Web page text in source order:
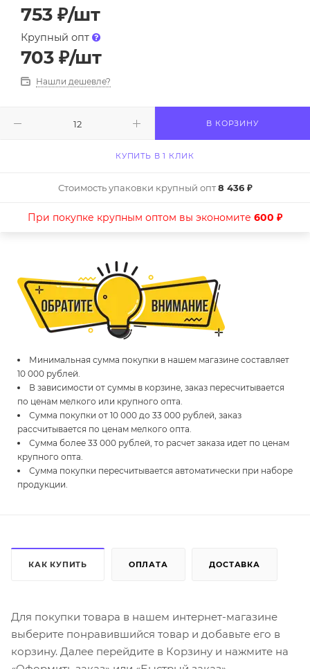
753 ₽/шт
Крупный опт
703 ₽/шт
Нашли дешевле?
В КОРЗИНУ
КУПИТЬ В 1 КЛИК
Стоимость упаковки крупный опт8 436 ₽
При покупке крупным оптом вы экономите 600 ₽
Минимальная сумма покупки в нашем магазине составляет
10 000 рублей.
В зависимости от суммы в корзине, заказ пересчитывается
по ценам мелкого или крупного опта.
Сумма покупки от 10 000 до 33 000 рублей, заказ
рассчитывается по ценам мелкого опта.
Сумма более 33 000 рублей, то расчет заказа идет по ценам
крупного опта.
Сумма покупки пересчитывается автоматически при наборе
продукции.
КАК КУПИТЬ ОПЛАТА ДОСТАВКА
Для покупки товара в нашем интернет-магазине
выберите понравившийся товар и добавьте его в
корзину. Далее перейдите в Корзину и нажмите на